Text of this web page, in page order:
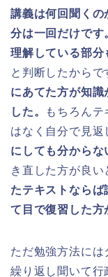
講義は何回聞くの
分は一回だけです
理解している部分
と判断したからで
にあてた方が知識
した。
もちろん
はなく自分で見
にしても分から
き直した方が良い
たテキストならば
て目で復習した方
ただ勉強方法に
繰り返し聞いて行